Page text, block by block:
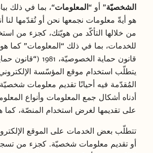
الشخصيّة” أو “المعلومات“، بما في ذلك
هو أيةّ معلومات نجمعها نحن أو تُقدّمها لنا
من خلالها التأكّد من هويّتك، كجزء من
للخدمات، بما في ذلك “المعلومات” كما
قانون حماية
يتطلّب استخدام موقع المؤسّسة
المُقدّمة فيه أحيانًا تقديم معلومات
أدناه أشكال جمع المعلومات وأنواع
على تقديمها لغرض استخدام المنصّة، كما
تتطلّب بعض الخدمات على الموقع
أو تقديم معلومات شخصيّة. كجزء من